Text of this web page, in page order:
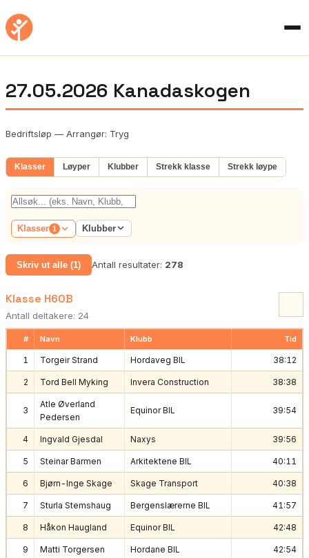
27.05.2026 Kanadaskogen
Bedriftsløp — Arrangør: Tryg
Klasser Løyper Klubber Strekk klasse Strekk løype
Klasser 1 Klubber
Skriv ut alle (1) Antall resultater: 278
Klasse H60B
Antall deltakere: 24
# Navn Klubb Tid
1 Torgeir Strand Hordaveg BIL 38:12
2 Tord Bell Myking Invera Construction 38:38
3
Atle Øverland
Pedersen
Equinor BIL 39:54
4 Ingvald Gjesdal Naxys 39:56
5 Steinar Barmen Arkitektene BIL 40:11
6 Bjørn-Inge Skage Skage Transport 40:38
7 Sturla Stemshaug Bergenslærerne BIL 41:57
8 Håkon Haugland Equinor BIL 42:48
9 Matti Torgersen Hordane BIL 42:54